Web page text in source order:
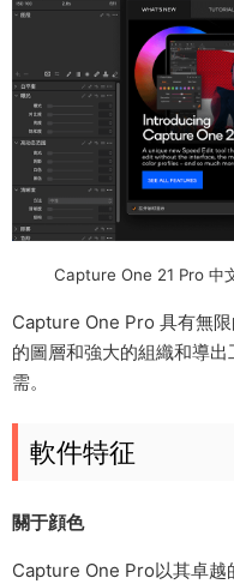
Capture One 21 Pro 中
Capture One Pro 具有無
的圖層和強大的組織和導
需。
軟件特征
關于顔色
Capture One Pro以其卓越